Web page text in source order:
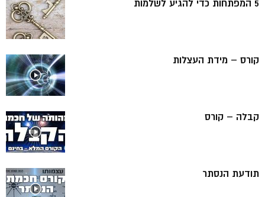
5 המפתחות כדי להגיע לשלמות
קורס – מידת העצלות
קבלה – קורס
תודעת הנסתר